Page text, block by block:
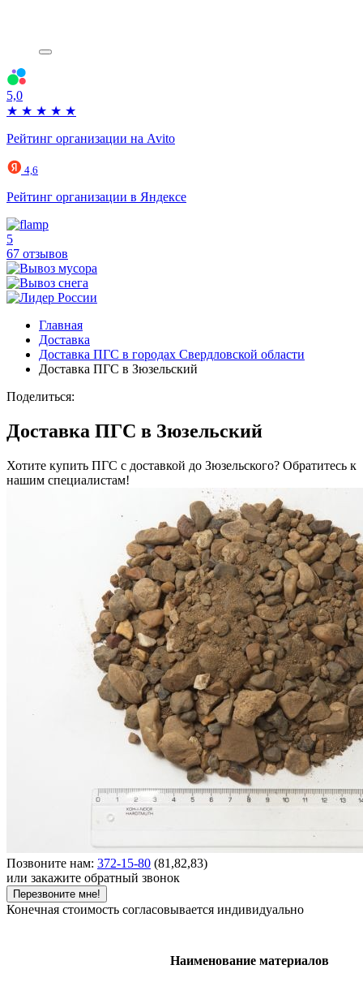
5,0
★ ★ ★ ★ ★
Рейтинг организации на Avito
4,6
Рейтинг организации в Яндексе
5
67 отзывов
Главная
Доставка
Доставка ПГС в городах Свердловской области
Доставка ПГС в Зюзельский
Поделиться:
Доставка ПГС в Зюзельский
Хотите купить ПГС с доставкой до Зюзельского? Обратитесь к
нашим специалистам!
Позвоните нам: 372-15-80 (81,82,83)
или закажите обратный звонок
Перезвоните мне!
Конечная стоимость согласовывается индивидуально
Наименование материалов